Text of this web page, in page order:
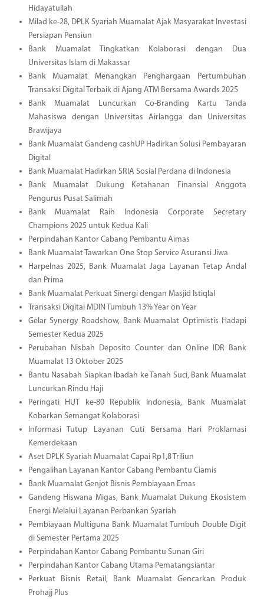
Hidayatullah
Milad ke-28, DPLK Syariah Muamalat Ajak Masyarakat Investasi
Persiapan Pensiun
Bank Muamalat Tingkatkan Kolaborasi dengan Dua
Universitas Islam di Makassar
Bank Muamalat Menangkan Penghargaan Pertumbuhan
Transaksi Digital Terbaik di Ajang ATM Bersama Awards 2025
Bank Muamalat Luncurkan Co-Branding Kartu Tanda
Mahasiswa dengan Universitas Airlangga dan Universitas
Brawijaya
Bank Muamalat Gandeng cashUP Hadirkan Solusi Pembayaran
Digital
Bank Muamalat Hadirkan SRIA Sosial Perdana di Indonesia
Bank Muamalat Dukung Ketahanan Finansial Anggota
Pengurus Pusat Salimah
Bank Muamalat Raih Indonesia Corporate Secretary
Champions 2025 untuk Kedua Kali
Perpindahan Kantor Cabang Pembantu Aimas
Bank Muamalat Tawarkan One Stop Service Asuransi Jiwa
Harpelnas 2025, Bank Muamalat Jaga Layanan Tetap Andal
dan Prima
Bank Muamalat Perkuat Sinergi dengan Masjid Istiqlal
Transaksi Digital MDIN Tumbuh 13% Year on Year
Gelar Synergy Roadshow, Bank Muamalat Optimistis Hadapi
Semester Kedua 2025
Perubahan Nisbah Deposito Counter dan Online IDR Bank
Muamalat 13 Oktober 2025
Bantu Nasabah Siapkan Ibadah ke Tanah Suci, Bank Muamalat
Luncurkan Rindu Haji
Peringati HUT ke-80 Republik Indonesia, Bank Muamalat
Kobarkan Semangat Kolaborasi
Informasi Tutup Layanan Cuti Bersama Hari Proklamasi
Kemerdekaan
Aset DPLK Syariah Muamalat Capai Rp1,8 Triliun
Pengalihan Layanan Kantor Cabang Pembantu Ciamis
Bank Muamalat Genjot Bisnis Pembiayaan Emas
Gandeng Hiswana Migas, Bank Muamalat Dukung Ekosistem
Energi Melalui Layanan Perbankan Syariah
Pembiayaan Multiguna Bank Muamalat Tumbuh Double Digit
di Semester Pertama 2025
Perpindahan Kantor Cabang Pembantu Sunan Giri
Perpindahan Kantor Cabang Utama Pematangsiantar
Perkuat Bisnis Retail, Bank Muamalat Gencarkan Produk
Prohajj Plus